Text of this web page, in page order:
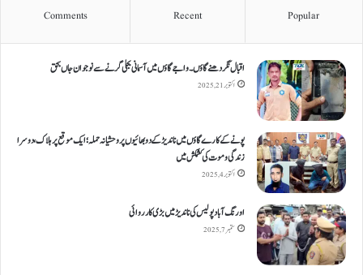
Popular
Recent
Comments
اقبال نگر دھنےگاؤں۔ واجےگاؤں میں آسمانی بجلی گرنے سے نوجوان جاں بحق
اکتوبر 21, 2025
پونے کے کارےگاؤں میں ناندیڑ کے دو بھائیوں پر وحشیانہ حملہ؛ ایک موقع پر ہلاک، دوسرا
زندگی و موت کی کشمکش میں
اکتوبر 4, 2025
اورنگ آباد پولیس کی ناندیڑ میں بڑی کارروائی
ستمبر 7, 2025